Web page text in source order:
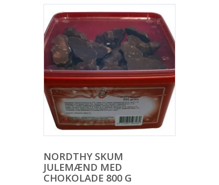
NORDTHY SKUM
JULEMÆND MED
CHOKOLADE 800 G